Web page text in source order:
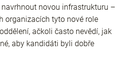
novou infrastrukturu –
organizacích tyto nové role
ačkoli často nevědí, jak
aby kandidáti byli dobře